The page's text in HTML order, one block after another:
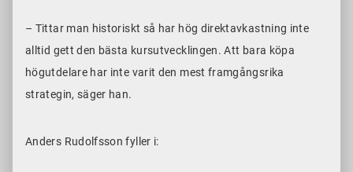
– Tittar man historiskt så har hög direktavkastning inte
alltid gett den bästa kursutvecklingen. Att bara köpa
högutdelare har inte varit den mest framgångsrika
strategin, säger han.
Anders Rudolfsson fyller i: